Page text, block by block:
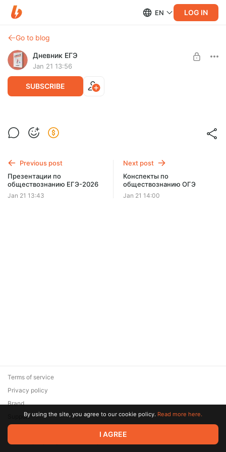
EN LOG IN
Go to blog
Дневник ЕГЭ
Jan 21 13:56
SUBSCRIBE
Тематические варианты для ЕГЭ по
обществознанию
экзамена, ответы, соответствует ЕГЭ-2026
Previous post
Презентации по
обществознанию ЕГЭ-2026
Jan 21 13:43
Next post
Конспекты по
обществознанию ОГЭ
Jan 21 14:00
© 2026 Zaya Solutions Limited. All rights reserved. All trademarks
are the property of their respective owners.
Terms of service
Privacy policy
Brand
SupportBy using the site, you agree to our cookie policy. Read more here.
I AGREE